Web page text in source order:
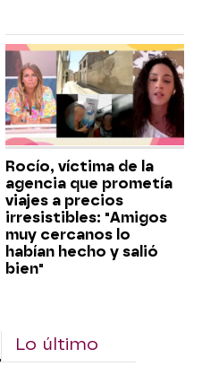
Rocío, víctima de la
agencia que prometía
viajes a precios
irresistibles: "Amigos
muy cercanos lo
habían hecho y salió
bien"
Lo último